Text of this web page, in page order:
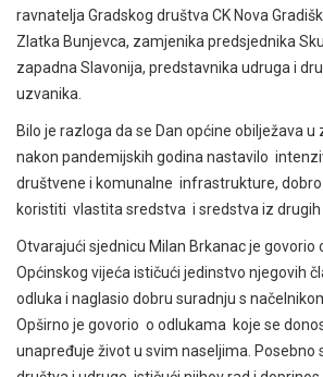
ravnatelja Gradskog društva CK Nova
Zlatka Bunjevca, zamjenika predsjednika
zapadna Slavonija, predstavnika udruga i
uzvanika.
Bilo je razloga da se Dan općine obilježava u
nakon pandemijskih godina nastavilo
društvene i komunalne infrastrukture,
koristiti vlastita sredstva i sredstva iz drugih
Otvarajući sjednicu Milan Brkanac je govorio
Općinskog vijeća ističući jedinstvo njegovih
odluka i naglasio dobru suradnju s
Opširno je govorio o odlukama koje se
unapređuje život u svim naseljima. Posebno